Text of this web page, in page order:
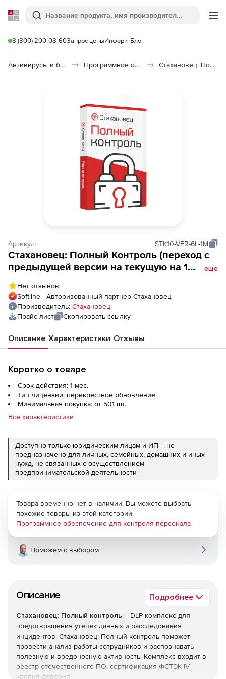
Softline
Поиск
8 (800) 200-08-60Запрос ценыИнферитБлог
Антивирусы и безопасность Программное обеспечение для контроля персонала Стахановец: Полный Контроль
Артикул: STK10-VER-6L-1M
Стахановец: Полный Контроль (переход с
предыдущей версии на текущую на 1
еще
Нет отзывов
Softline - Авторизованный партнер Стахановец
Производитель: Стахановец
Прайс-лист
Скопировать ссылку
Описание Характеристики Отзывы
Коротко о товаре
Срок действия: 1 мес.
Тип лицензии: перекрестное обновление
Минимальная покупка: от 501 шт.
Все характеристики
Доступно только юридическим лицам и ИП – не
предназначено для личных, семейных, домашних и иных
нужд, не связанных с осуществлением
предпринимательской деятельности
Описание Подробнее
Стахановец: Полный контроль – DLP-комплекс для
предотвращения утечек данных и расследования
инцидентов. Стахановец: Полный контроль поможет
провести анализ работы сотрудников и распознавать
полезную и вредоносную активность. Комплекс входит в
реестр отечественного ПО, сертификация ФСТЭК IV
уровня доверия.
Товара временно нет в наличии. Вы можете выбрать
похожие товары из этой категории
Программное обеспечение для контроля персонала
Поможем с выбором